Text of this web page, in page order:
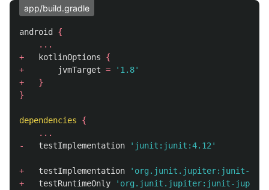
app/build.gradle
android
{
...
+
kotlinOptions
{
+
jvmTarget =
'1.8'
+
}
}
dependencies
{
...
-
testImplementation 'junit:junit:4.12'
+ testImplementation
'org.junit.jupiter:junit-
+
testRuntimeOnly
'org.junit.jupiter:junit-